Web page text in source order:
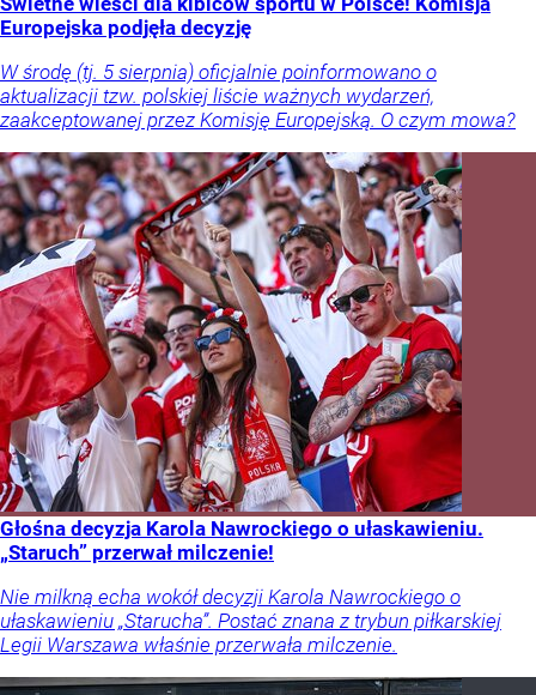
Europejska podjęła decyzję
W środę (tj. 5 sierpnia) oficjalnie poinformowano o
aktualizacji tzw. polskiej liście ważnych wydarzeń,
zaakceptowanej przez Komisję Europejską. O czym mowa?
Głośna decyzja Karola Nawrockiego o ułaskawieniu.
„Staruch” przerwał milczenie!
Nie milkną echa wokół decyzji Karola Nawrockiego o
ułaskawieniu „Starucha”. Postać znana z trybun piłkarskiej
Legii Warszawa właśnie przerwała milczenie.